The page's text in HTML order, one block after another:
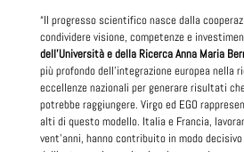
“Il progresso scientifico nasce dalla
condividere visione, competenze e
dell’Università e della Ricerca Anna Maria
più profondo dell’integrazione europea nella
eccellenze nazionali per generare risultati
potrebbe raggiungere. Virgo ed EGO
alti di questo modello. Italia e Francia,
vent’anni, hanno contribuito in modo